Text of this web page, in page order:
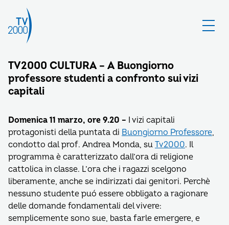
TV2000 CULTURA – A Buongiorno
professore studenti a confronto sui vizi
capitali
Domenica 11 marzo, ore 9.20 – I vizi capitali
protagonisti della puntata di Buongiorno Professore,
condotto dal prof. Andrea Monda, su Tv2000. Il
programma è caratterizzato dall’ora di religione
cattolica in classe. L’ora che i ragazzi scelgono
liberamente, anche se indirizzati dai genitori. Perchè
nessuno studente puó essere obbligato a ragionare
delle domande fondamentali del vivere:
semplicemente sono sue, basta farle emergere, e